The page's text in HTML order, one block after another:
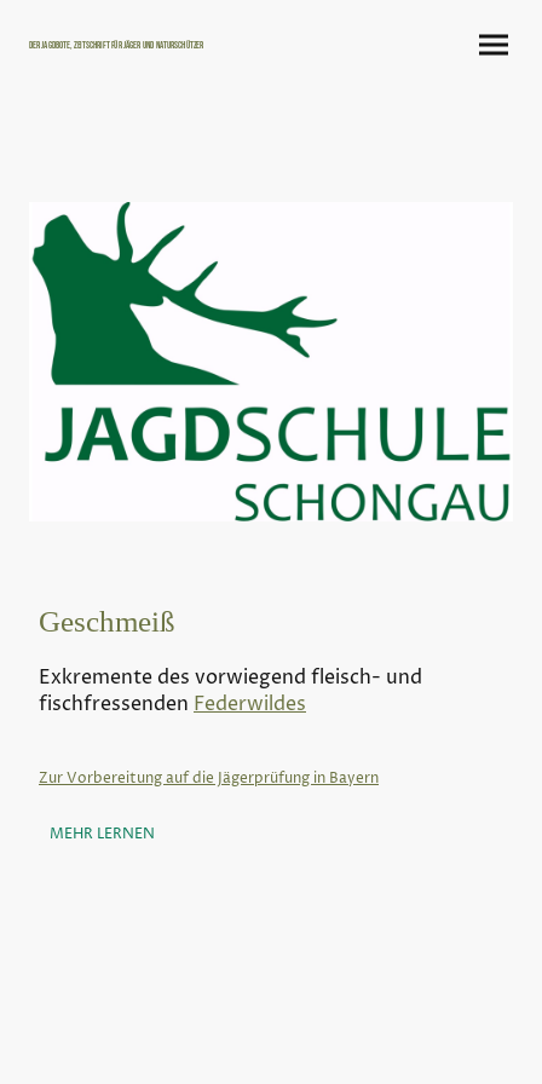
Der Jagdbote, Zeitschrift für Jäger und Naturschützer
Geschmeiß
Exkremente des vorwiegend fleisch- und
fischfressenden Federwildes
Zur Vorbereitung auf die Jägerprüfung in Bayern
MEHR LERNEN